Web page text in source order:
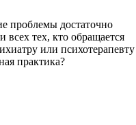
проблемы достаточно
всех тех, кто обращается
или психотерапевту
практика?